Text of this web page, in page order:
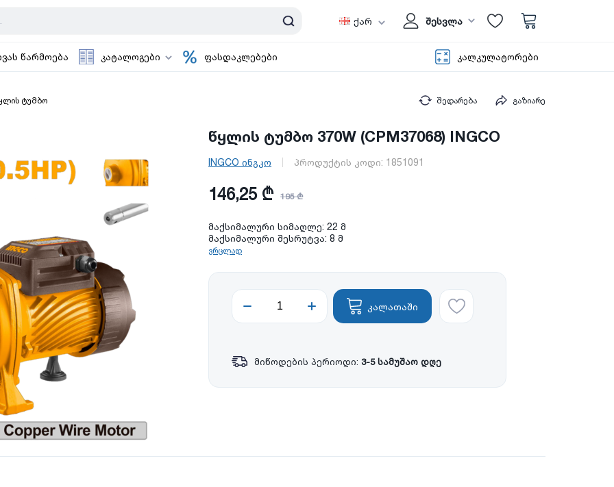
ქარ შესვლა
წარმოება კატალოგები ფასდაკლებები კალკულატორები
ტუმბო შედარება გაზიარე
წყლის ტუმბო 370W (CPM37068) INGCO
INGCO ინგკო პროდუქტის კოდი: 1851091
146,25 ₾ 195 ₾
მაქსიმალური სიმაღლე: 22 მ
მაქსიმალური შესრუტვა: 8 მ
ვრცლად
კალათაში
მიწოდების პერიოდი: 3-5 სამუშაო დღე